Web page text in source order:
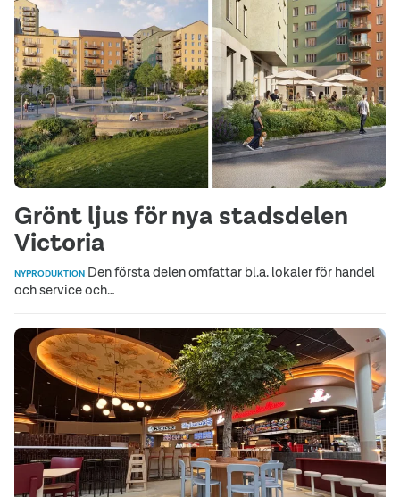
Grönt ljus för nya stadsdelen
Victoria
NYPRODUKTION Den första delen omfattar bl.a. lokaler för handel
och service och…